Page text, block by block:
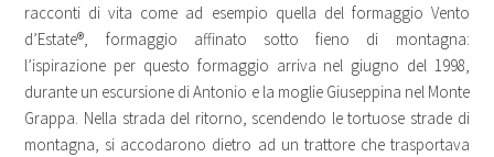
racconti di vita come ad esempio quella del formaggio Vento
d’Estate®, formaggio affinato sotto fieno di montagna:
l’ispirazione per questo formaggio arriva nel giugno del 1998,
durante un escursione di Antonio e la moglie Giuseppina nel Monte
Grappa. Nella strada del ritorno, scendendo le tortuose strade di
montagna, si accodarono dietro ad un trattore che trasportava